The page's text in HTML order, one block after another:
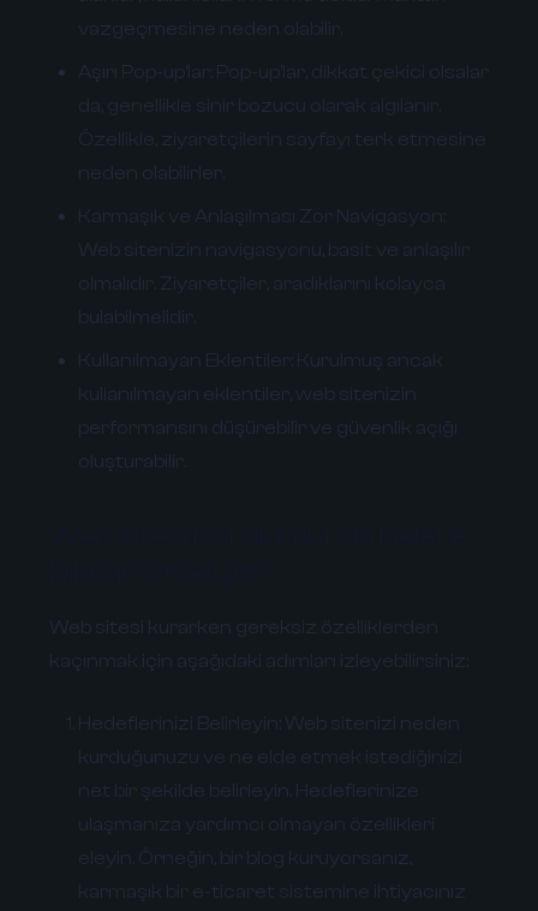
vazgeçmesine neden olabilir.
Aşırı Pop-up'lar: Pop-up'lar, dikkat çekici olsalar
da, genellikle sinir bozucu olarak algılanır.
Özellikle, ziyaretçilerin sayfayı terk etmesine
neden olabilirler.
Karmaşık ve Anlaşılması Zor Navigasyon:
Web sitenizin navigasyonu, basit ve anlaşılır
olmalıdır. Ziyaretçiler, aradıklarını kolayca
bulabilmelidir.
Kullanılmayan Eklentiler: Kurulmuş ancak
kullanılmayan eklentiler, web sitenizin
performansını düşürebilir ve güvenlik açığı
oluşturabilir.
Web sitesi kurarken gereksiz özelliklerden
kaçınmak için aşağıdaki adımları izleyebilirsiniz:
Hedeflerinizi Belirleyin: Web sitenizi neden
kurduğunuzu ve ne elde etmek istediğinizi
net bir şekilde belirleyin. Hedeflerinize
ulaşmanıza yardımcı olmayan özellikleri
eleyin. Örneğin, bir blog kuruyorsanız,
karmaşık bir e-ticaret sistemine ihtiyacınız